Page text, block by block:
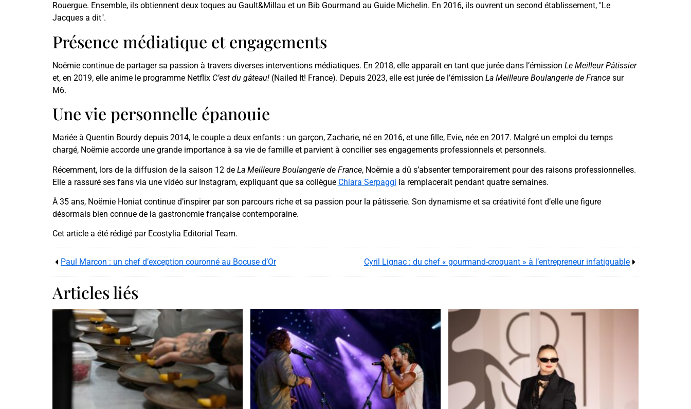
Rouergue. Ensemble, ils obtiennent deux toques au Gault&Millau et un Bib Gourmand au Guide Michelin. En 2016, ils ouvrent un second établissement, "Le
Jacques a dit".
Présence médiatique et engagements
Noëmie continue de partager sa passion à travers diverses interventions médiatiques. En 2018, elle apparaît en tant que jurée dans l’émission Le Meilleur Pâtissier
et, en 2019, elle anime le programme Netflix C’est du gâteau! (Nailed It! France). Depuis 2023, elle est jurée de l’émission La Meilleure Boulangerie de France sur
M6.
Une vie personnelle épanouie
Mariée à Quentin Bourdy depuis 2014, le couple a deux enfants : un garçon, Zacharie, né en 2016, et une fille, Evie, née en 2017. Malgré un emploi du temps
chargé, Noëmie accorde une grande importance à sa vie de famille et parvient à concilier ses engagements professionnels et personnels.
Récemment, lors de la diffusion de la saison 12 de La Meilleure Boulangerie de France, Noëmie a dû s’absenter temporairement pour des raisons professionnelles.
Elle a rassuré ses fans via une vidéo sur Instagram, expliquant que sa collègue Chiara Serpaggi la remplacerait pendant quatre semaines.
À 35 ans, Noëmie Honiat continue d’inspirer par son parcours riche et sa passion pour la pâtisserie. Son dynamisme et sa créativité font d’elle une figure
désormais bien connue de la gastronomie française contemporaine.
Cet article a été rédigé par Ecostylia Editorial Team.
Paul Marcon : un chef d’exception couronné au Bocuse d’Or Cyril Lignac : du chef « gourmand-croquant » à l’entrepreneur infatiguable
Articles liés